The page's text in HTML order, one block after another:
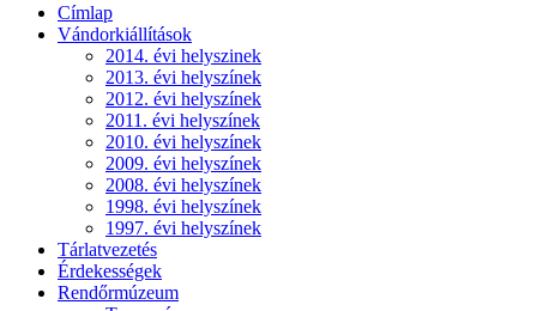
Címlap
Vándorkiállítások
2014. évi helyszinek
2013. évi helyszínek
2012. évi helyszínek
2011. évi helyszínek
2010. évi helyszínek
2009. évi helyszínek
2008. évi helyszínek
1998. évi helyszínek
1997. évi helyszínek
Tárlatvezetés
Érdekességek
Rendőrmúzeum